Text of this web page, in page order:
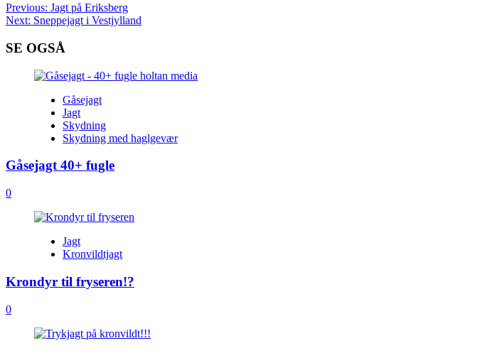
Post
navigation
Previous: Jagt på Eriksberg
Next: Sneppejagt i Vestjylland
SE OGSÅ
Gåsejagt
Jagt
Skydning
Skydning med haglgevær
Gåsejagt 40+ fugle
0
Jagt
Kronvildtjagt
Krondyr til fryseren!?
0